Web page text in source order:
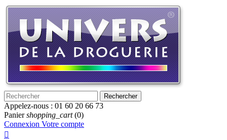
Rechercher
Appelez-nous : 01 60 20 66 73
Panier shopping_cart (0)
Connexion Votre compte
